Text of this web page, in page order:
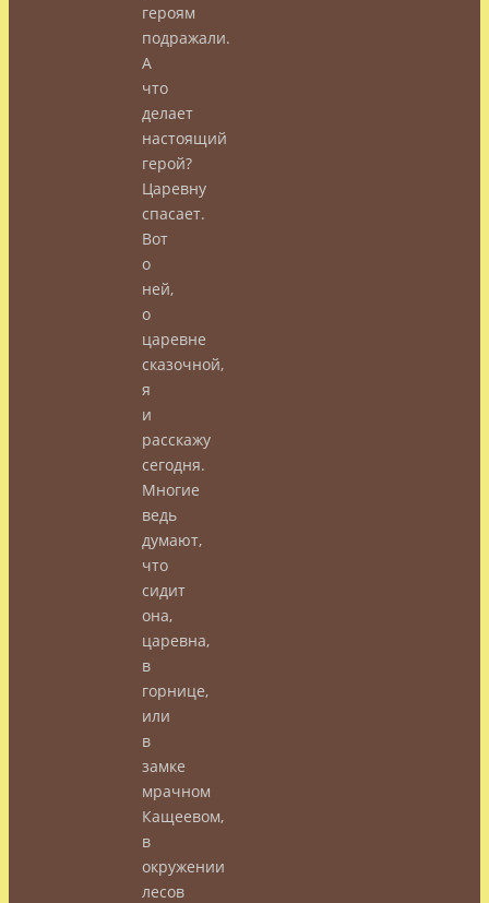
героям
подражали.
А
что
делает
настоящий
герой?
Царевну
спасает.
Вот
о
ней,
о
царевне
сказочной,
я
и
расскажу
сегодня.
Многие
ведь
думают,
что
сидит
она,
царевна,
в
горнице,
или
в
замке
мрачном
Кащеевом,
в
окружении
лесов